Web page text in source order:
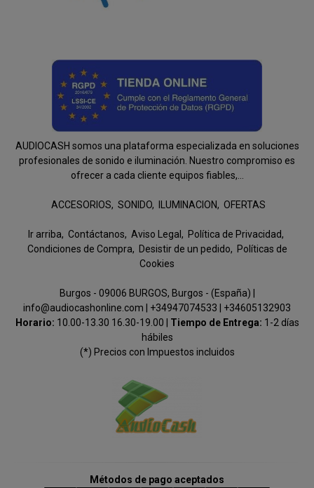
AUDIOCASH somos una plataforma especializada en soluciones
profesionales de sonido e iluminación. Nuestro compromiso es
ofrecer a cada cliente equipos fiables,...
ACCESORIOS SONIDO ILUMINACION OFERTAS
Ir arriba Contáctanos Aviso Legal
Política de Privacidad
Condiciones de Compra
Desistir de un pedido
Políticas de
Cookies
Burgos - 09006 BURGOS, Burgos - (España) |
info@audiocashonline.com | +34947074533
+34605132903
Horario: 10.00-13.30 16.30-19.00 | Tiempo de Entrega: 1-2 días
hábiles
(*) Precios con Impuestos incluidos
Métodos de pago aceptados